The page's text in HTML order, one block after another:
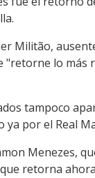
Militão,
"retorne lo más
tampoco
ya por el Real
Menezes,
retorna